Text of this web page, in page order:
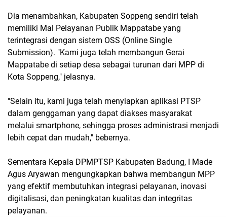
Dia menambahkan, Kabupaten Soppeng sendiri telah
memiliki Mal Pelayanan Publik Mappatabe yang
terintegrasi dengan sistem OSS (Online Single
Submission). "Kami juga telah membangun Gerai
Mappatabe di setiap desa sebagai turunan dari MPP di
Kota Soppeng," jelasnya.
"Selain itu, kami juga telah menyiapkan aplikasi PTSP
dalam genggaman yang dapat diakses masyarakat
melalui smartphone, sehingga proses administrasi menjadi
lebih cepat dan mudah," bebernya.
Sementara Kepala DPMPTSP Kabupaten Badung, I Made
Agus Aryawan mengungkapkan bahwa membangun MPP
yang efektif membutuhkan integrasi pelayanan, inovasi
digitalisasi, dan peningkatan kualitas dan integritas
pelayanan.